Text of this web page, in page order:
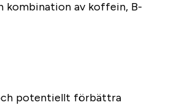
kombination av koffein, B-
potentiellt förbättra